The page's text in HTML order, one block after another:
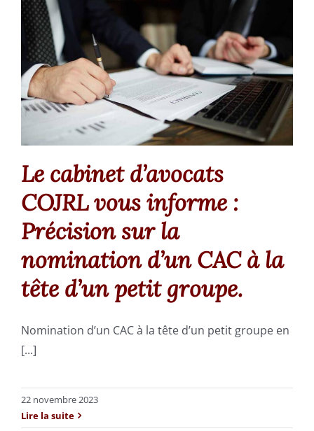
Fonds de commerce
Baux commerciaux
Droit social
Succession
Le cabinet, l’équipe
Domaine d’intervention
Honoraires
Recrutement
Le cabinet d’avocats
COJRL vous informe :
Précision sur la
nomination d’un CAC à la
tête d’un petit groupe.
Nomination d’un CAC à la tête d’un petit groupe en
[...]
22 novembre 2023
Lire la suite